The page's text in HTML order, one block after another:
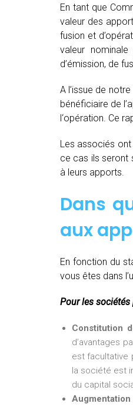
En tant que
valeur des
fusion et
valeur
d’émission, de
A l’issue de
bénéficiaire de
l‘opération. Ce
Les associés
ce cas ils seront
à leurs apports.
Dans
aux
En fonction du
vous êtes dans
Pour les sociétés
Constitution
d’avantages
est facultative
la société est
du capital